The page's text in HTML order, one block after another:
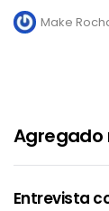
Make
Entrevista